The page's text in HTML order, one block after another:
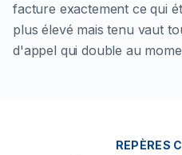
facture exactement ce qui
plus élevé mais tenu vaut
d'appel qui double au
REPÈRES